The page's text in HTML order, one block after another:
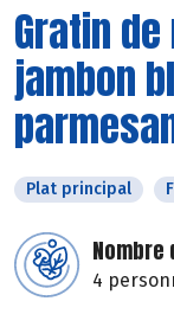
Gratin
jambon
Plat principal
4